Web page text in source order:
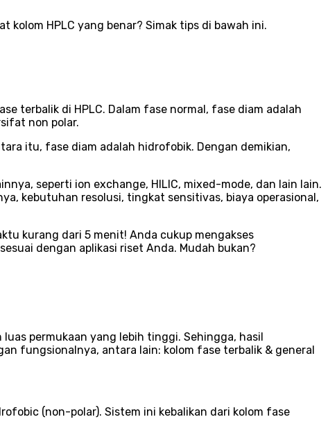
kolom HPLC yang benar? Simak tips di bawah ini.
terbalik di HPLC. Dalam fase normal, fase diam adalah
non polar.
itu, fase diam adalah hidrofobik. Dengan demikian,
seperti ion exchange, HILIC, mixed-mode, dan lain lain.
kebutuhan resolusi, tingkat sensitivas, biaya operasional,
kurang dari 5 menit! Anda cukup mengakses
dengan aplikasi riset Anda. Mudah bukan?
permukaan yang lebih tinggi. Sehingga, hasil
fungsionalnya, antara lain: kolom fase terbalik & general
(non-polar). Sistem ini kebalikan dari kolom fase